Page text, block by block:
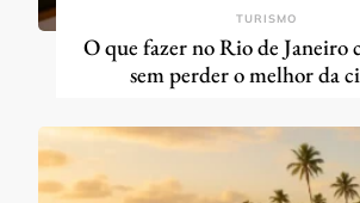
TURISMO
O que fazer no Rio de Janeiro
sem perder o melhor da